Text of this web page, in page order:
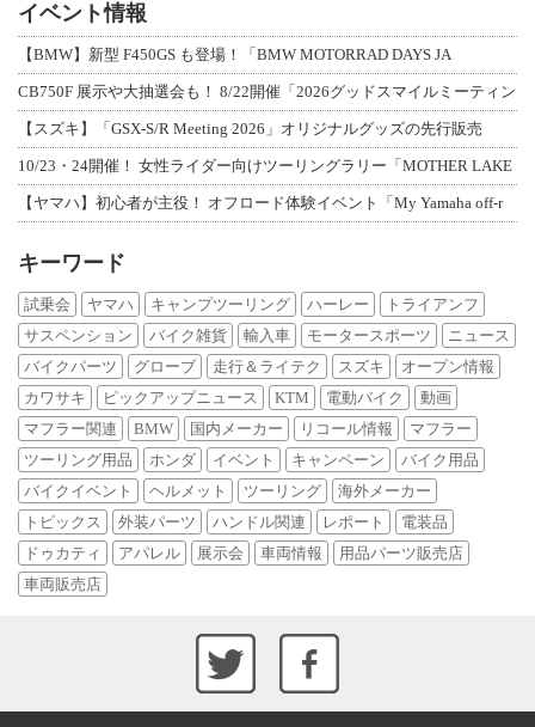
イベント情報
【BMW】新型 F450GS も登場！「BMW MOTORRAD DAYS JA
CB750F 展示や大抽選会も！ 8/22開催「2026グッドスマイルミーティン
【スズキ】「GSX-S/R Meeting 2026」オリジナルグッズの先行販売
10/23・24開催！ 女性ライダー向けツーリングラリー「MOTHER LAKE
【ヤマハ】初心者が主役！ オフロード体験イベント「My Yamaha off-r
キーワード
試乗会 ヤマハ キャンプツーリング ハーレー
トライアンフ
サスペンション
バイク雑貨 輸入車 モータースポーツ
ニュース
バイクパーツ
グローブ 走行＆ライテク スズキ
オープン情報
カワサキ
ピックアップニュース KTM 電動バイク
動画
マフラー関連
BMW 国内メーカー リコール情報
マフラー
ツーリング用品
ホンダ イベント キャンペーン
バイク用品
バイクイベント
ヘルメット ツーリング
海外メーカー
トピックス
外装パーツ ハンドル関連 レポート
電装品
ドゥカティ
アパレル 展示会 車両情報
用品パーツ販売店
車両販売店